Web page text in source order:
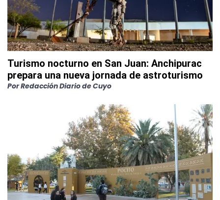
Turismo nocturno en San Juan: Anchipurac
prepara una nueva jornada de astroturismo
PorRedacción Diario de Cuyo